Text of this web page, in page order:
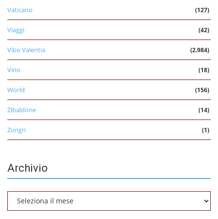
Vaticano (127)
Viaggi (42)
Vibo Valentia (2.984)
Vino (18)
World (156)
Zibaldone (14)
Zungri (1)
Archivio